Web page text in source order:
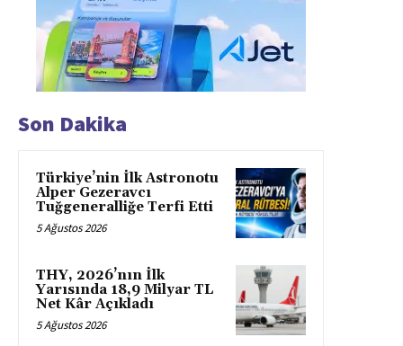
Son Dakika
Türkiye’nin İlk Astronotu
Alper Gezeravcı
Tuğgeneralliğe Terfi Etti
5 Ağustos 2026
THY, 2026’nın İlk
Yarısında 18,9 Milyar TL
Net Kâr Açıkladı
5 Ağustos 2026